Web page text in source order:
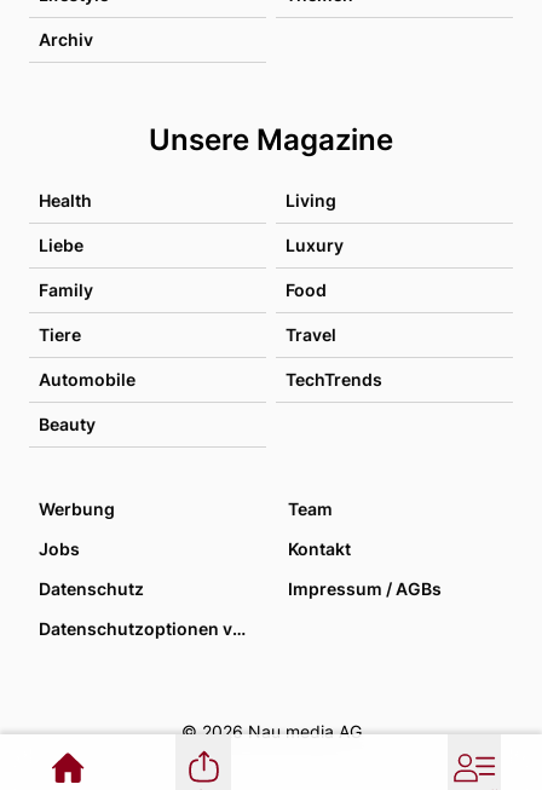
Archiv
Unsere Magazine
Health Living
Liebe Luxury
Family Food
Tiere Travel
Automobile TechTrends
Beauty
Werbung
Team
Jobs
Kontakt
Datenschutz
Impressum / AGBs
Datenschutzoptionen verwalten
© 2026 Nau media AG